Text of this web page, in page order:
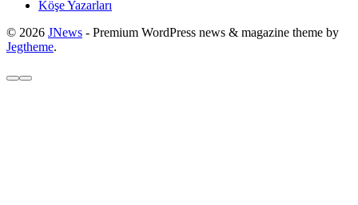
Köşe Yazarları
© 2026 JNews - Premium WordPress news & magazine theme by
Jegtheme.